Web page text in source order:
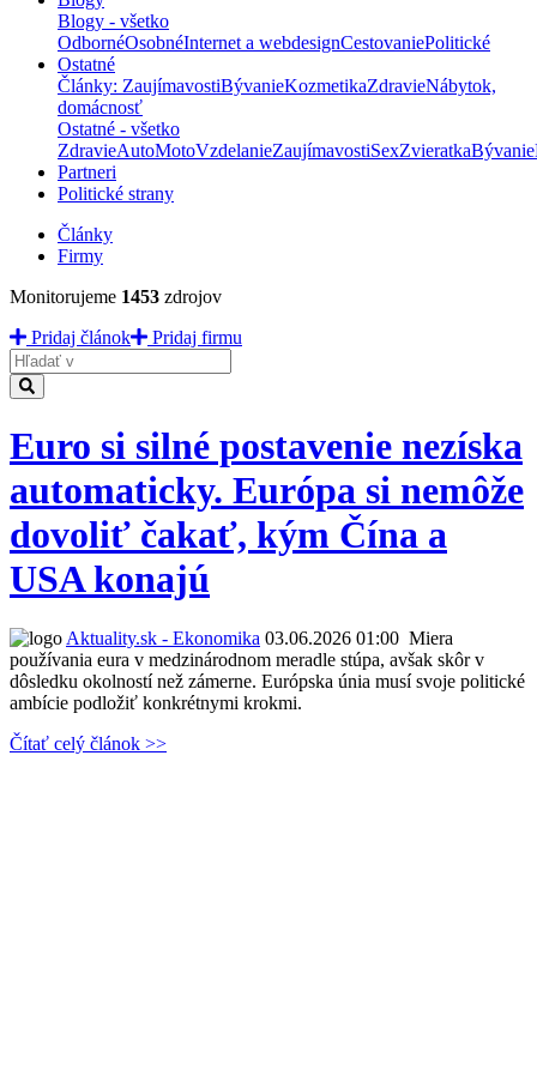
Blogy - všetko
OdbornéOsobnéInternet a webdesignCestovaniePolitické
Ostatné
Články: ZaujímavostiBývanieKozmetikaZdravieNábytok,
domácnosť
Ostatné - všetko
ZdravieAutoMotoVzdelanieZaujímavostiSexZvieratkaBývanie
Partneri
Politické strany
Články
Firmy
Monitorujeme 1453 zdrojov
Pridaj článok
Pridaj firmu
Hladať
Euro si silné postavenie nezíska
automaticky. Európa si nemôže
dovoliť čakať, kým Čína a
USA konajú
Aktuality.sk - Ekonomika 03.06.2026 01:00 Miera
používania eura v medzinárodnom meradle stúpa, avšak skôr v
dôsledku okolností než zámerne. Európska únia musí svoje politické
ambície podložiť konkrétnymi krokmi.
Čítať celý článok >>